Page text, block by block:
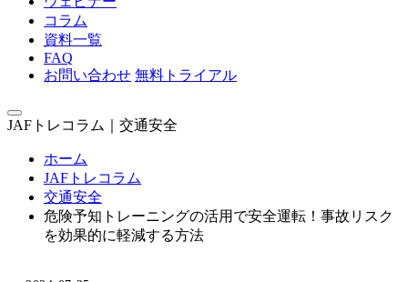
コラム
資料一覧
FAQ
お問い合わせ 無料トライアル
JAFトレコラム｜交通安全
ホーム
JAFトレコラム
交通安全
危険予知トレーニングの活用で安全運転！事故リスク
を効果的に軽減する方法